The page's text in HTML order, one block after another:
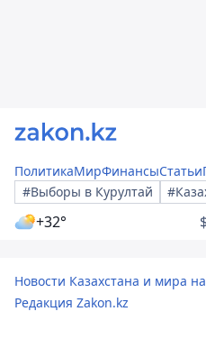
ПолитикаМирФинансыСтатьи
#Выборы в Курултай
+32°
Новости Казахстана и мира
Редакция Zakon.kz